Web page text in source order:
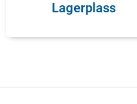
Lagerplass